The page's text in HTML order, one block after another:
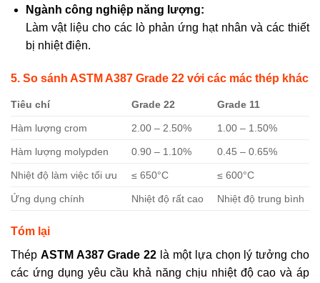
Ngành công nghiệp năng lượng:
Làm vật liệu cho các lò phản ứng hạt nhân và các thiết
bị nhiệt điện.
5. So sánh ASTM A387 Grade 22 với các mác thép khác
Tiêu chí Grade 22 Grade 11
Hàm lượng crom 2.00 – 2.50% 1.00 – 1.50%
Hàm lượng molypden 0.90 – 1.10% 0.45 – 0.65%
Nhiệt độ làm việc tối ưu ≤ 650°C ≤ 600°C
Ứng dụng chính Nhiệt độ rất cao Nhiệt độ trung bình
Tóm lại
Thép ASTM A387 Grade 22 là một lựa chọn lý tưởng cho
các ứng dụng yêu cầu khả năng chịu nhiệt độ cao và áp